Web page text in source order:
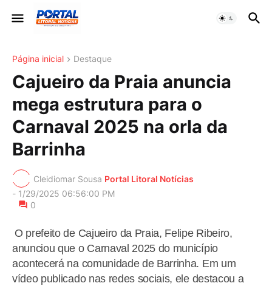
Página inicial Destaque
Cajueiro da Praia anuncia
mega estrutura para o
Carnaval 2025 na orla da
Barrinha
Cleidiomar Sousa Portal Litoral Notícias
- 1/29/2025 06:56:00 PM
0
O prefeito de Cajueiro da Praia, Felipe Ribeiro,
anunciou que o Carnaval 2025 do município
acontecerá na comunidade de Barrinha. Em um
vídeo publicado nas redes sociais, ele destacou a